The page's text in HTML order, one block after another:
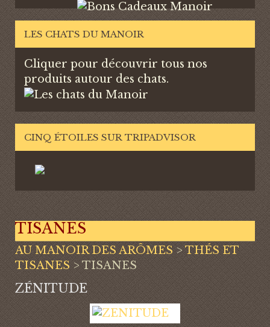
LES CHATS DU MANOIR
Cliquer pour découvrir tous nos
produits autour des chats.
CINQ ÉTOILES SUR TRIPADVISOR
TISANES
AU MANOIR DES ARÔMES>THÉS ET
TISANES>TISANES
ZÉNITUDE